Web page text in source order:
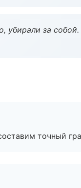
убирали за
точный